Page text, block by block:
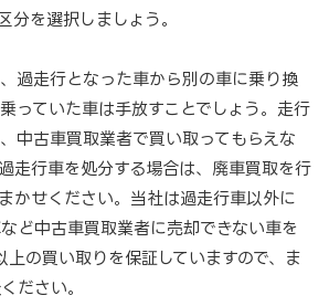
分を選択しましょう。
過走行となった車から別の車に乗り換
っていた車は手放すことでしょう。走行
中古車買取業者で買い取ってもらえな
走行車を処分する場合は、廃車買取を行
かせください。当社は過走行車以外に
ど中古車買取業者に売却できない車を
上の買い取りを保証していますので、ま
ださい。